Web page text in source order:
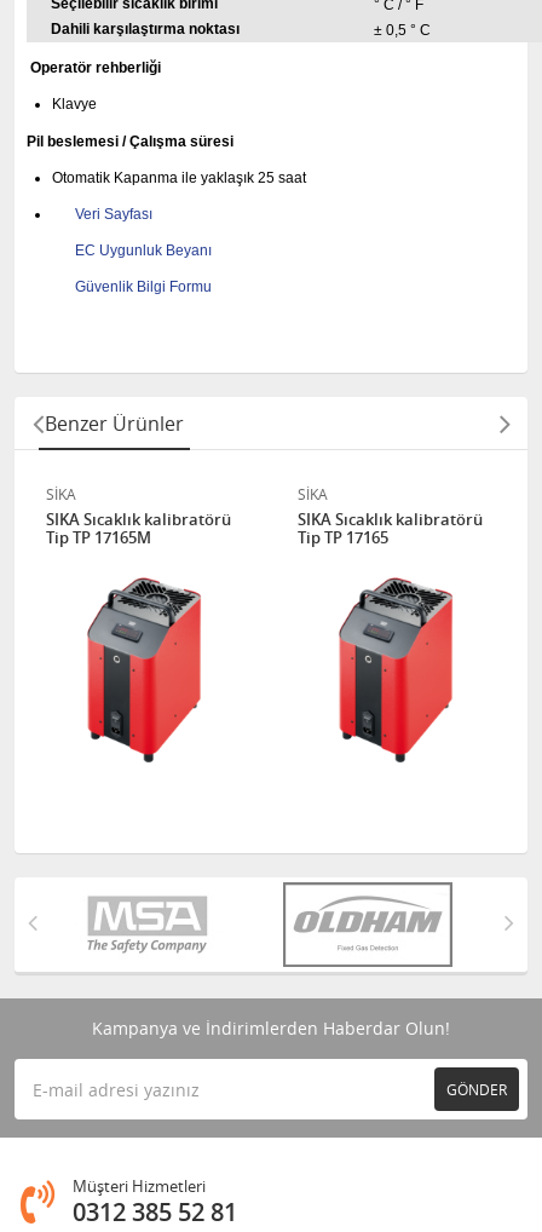
Seçilebilir sıcaklık birimi
° C / ° F
Dahili karşılaştırma noktası
± 0,5 ° C
Operatör rehberliği
Klavye
Pil beslemesi / Çalışma süresi
Otomatik Kapanma ile yaklaşık 25 saat
Veri Sayfası
EC Uygunluk Beyanı
Güvenlik Bilgi Formu
Benzer Ürünler
SİKA
SIKA Sıcaklık kalibratörü
Tip TP 17165M
SİKA
SIKA Sıcaklık kalibratörü
Tip TP 17165
Kampanya ve İndirimlerden Haberdar Olun!
GÖNDER
Müşteri Hizmetleri
0312 385 52 81